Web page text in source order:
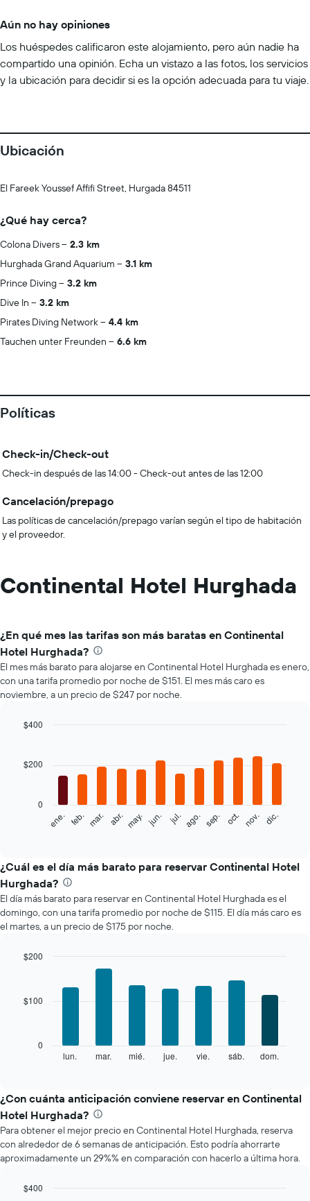
Aún no hay opiniones
Los huéspedes calificaron este alojamiento, pero aún nadie ha
compartido una opinión. Echa un vistazo a las fotos, los servicios
y la ubicación para decidir si es la opción adecuada para tu viaje.
Ubicación
El Fareek Youssef Affifi Street, Hurgada 84511
¿Qué hay cerca?
Colona Divers
2.3 km
Hurghada Grand Aquarium
3.1 km
Prince Diving
3.2 km
Dive In
3.2 km
Pirates Diving Network
4.4 km
Tauchen unter Freunden
6.6 km
Políticas
Check-in/Check-out
Check-in después de las 14:00 - Check-out antes de las 12:00
Cancelación/prepago
Las políticas de cancelación/prepago varían según el tipo de habitación
y el proveedor.
Continental Hotel Hurghada
¿En qué mes las tarifas son más baratas en Continental
Hotel Hurghada?
El mes más barato para alojarse en Continental Hotel Hurghada es enero,
con una tarifa promedio por noche de $151. El mes más caro es
noviembre, a un precio de $247 por noche.
with
siguiente
el
precio
promedio
de
una
habitación
mes
muestra
El
gráfico
muestra
1
eje
indica
ene. feb. mar. abr. may. jun. jul. ago. sep. oct. nov. dic.
0
$200
$400
¿Cuál es el día más barato para reservar Continental Hotel
Hurghada?
El día más barato para reservar en Continental Hotel Hurghada es el
domingo, con una tarifa promedio por noche de $115. El día más caro es
el martes, a un precio de $175 por noche.
el
precio
promedio
de
una
habitación
cada
lun. mar. mié. jue. vie. sáb. dom.
0
$100
$200
¿Con cuánta anticipación conviene reservar en Continental
Hotel Hurghada?
Para obtener el mejor precio en Continental Hotel Hurghada, reserva
con alrededor de 6 semanas de anticipación. Esto podría ahorrarte
aproximadamente un 29%% en comparación con hacerlo a última hora.
$400